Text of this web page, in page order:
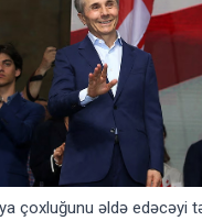
çoxluğunu əldə edəcəyi